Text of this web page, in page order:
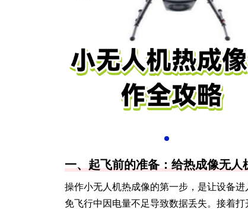
一、起飞前的准备：给热成像无人
操作小无人机热成像的第一步，是让设备
免飞行中因电量不足导致数据丢失。接着